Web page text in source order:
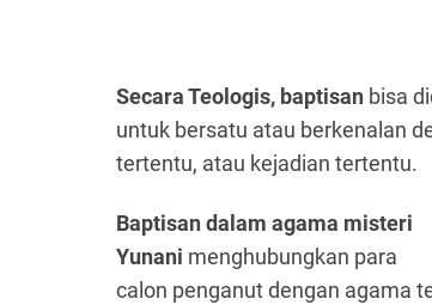
Secara Teologis, baptisan bisa
untuk bersatu atau berkenalan
tertentu, atau kejadian tertentu.
Baptisan dalam agama misteri
Yunani menghubungkan para
calon penganut dengan agama